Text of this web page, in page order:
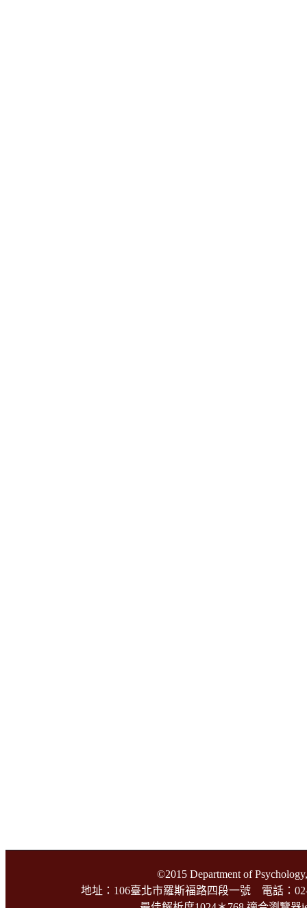
©2015 Department of
地址：106臺北市羅斯福路四段一號 電話：